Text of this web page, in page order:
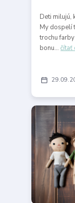
29 09
Deti milujú,
My dospelí
trochu
bonu...čítať